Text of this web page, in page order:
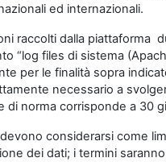
ed internazionali.
raccolti dalla piattaforma
“log files di sistema
per le finalità sopra
necessario a
di norma corrisponde a 30
considerarsi come
dei dati; i termini